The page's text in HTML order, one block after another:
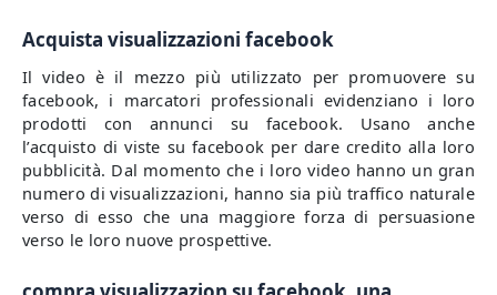
Acquista visualizzazioni facebook
Il video è il mezzo più utilizzato per promuovere su
facebook, i marcatori professionali evidenziano i loro
prodotti con annunci su facebook. Usano anche
l’acquisto di viste su facebook per dare credito alla loro
pubblicità. Dal momento che i loro video hanno un gran
numero di visualizzazioni, hanno sia più traffico naturale
verso di esso che una maggiore forza di persuasione
verso le loro nuove prospettive.